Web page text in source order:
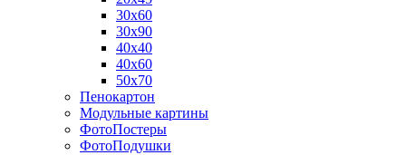
30х60
30х90
40х40
40х60
50х70
Пенокартон
Модульные картины
ФотоПостеры
ФотоПодушки